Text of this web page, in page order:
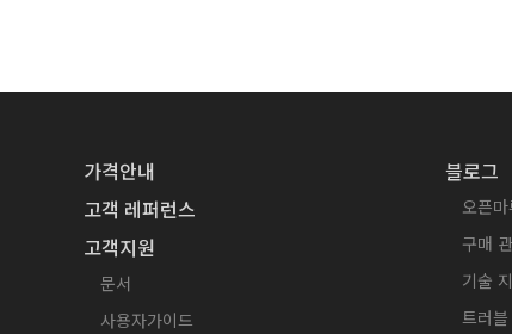
가격안내
고객 레퍼런스
고객지원
문서
사용자가이드
블로그
오픈마
구매
기술
트러블